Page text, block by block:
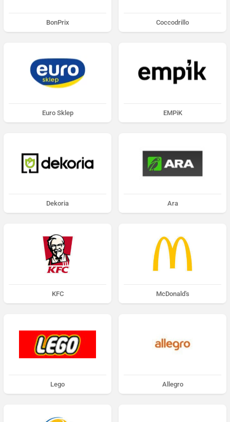
BonPrix Coccodrillo
Euro Sklep EMPiK
Dekoria Ara
KFC McDonald's
Lego Allegro